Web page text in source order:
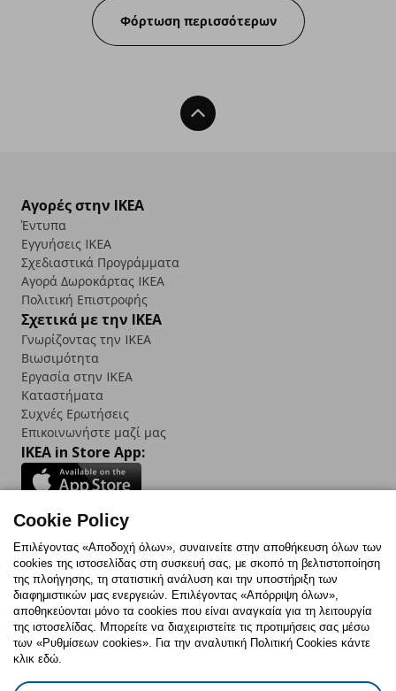
Φόρτωση περισσότερων
Back To Top
Αγορές στην IKEA
Έντυπα
Εγγυήσεις IKEA
Σχεδιαστικά Προγράμματα
Αγορά Δωρoκάρτας IKEA
Πολιτική Επιστροφής
Σχετικά με την IKEA
Γνωρίζοντας την IKEA
Βιωσιμότητα
Εργασία στην IKEA
Καταστήματα
Συχνές Ερωτήσεις
Επικοινωνήστε μαζί μας
IKEA in Store App:
Follow us:
FacebookInstagram
TikTokYoutubePinterestTwitter
Πολιτική CookiesΔήλωση ψηφιακής προσβασιμότητας
Cookie Policy
Επιλέγοντας «Αποδοχή όλων», συναινείτε στην αποθήκευση όλων των
cookies της ιστοσελίδας στη συσκευή σας, με σκοπό τη βελτιστοποίηση
της πλοήγησης, τη στατιστική ανάλυση και την υποστήριξη των
διαφημιστικών μας ενεργειών. Επιλέγοντας «Απόρριψη όλων»,
αποθηκεύονται μόνο τα cookies που είναι αναγκαία για τη λειτουργία
της ιστοσελίδας. Μπορείτε να διαχειριστείτε τις προτιμήσεις σας μέσω
των «Ρυθμίσεων cookies». Για την αναλυτική Πολιτική Cookies κάντε
κλικ εδώ.